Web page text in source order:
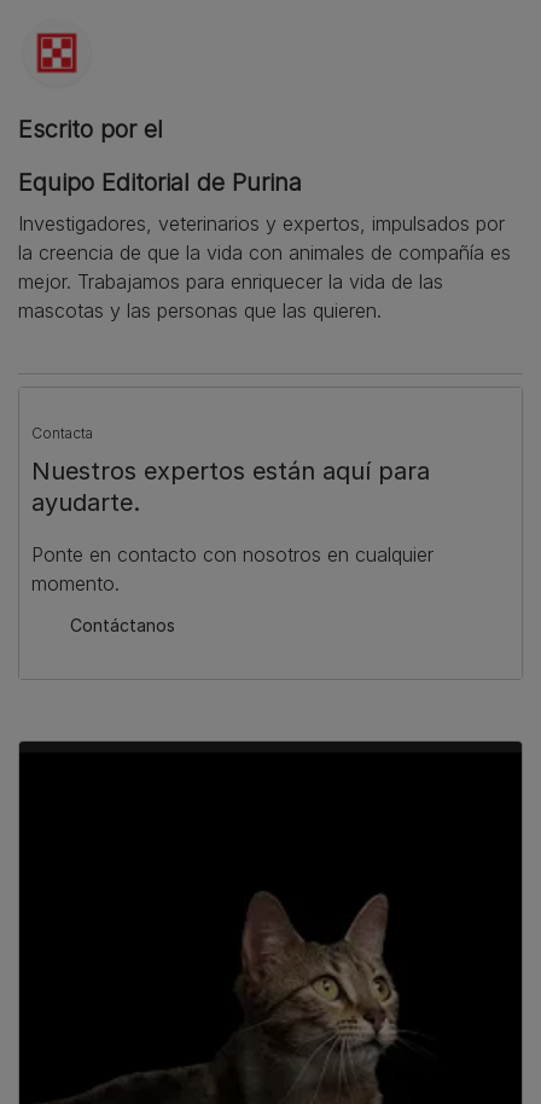
Escrito por el
Equipo Editorial de Purina
Investigadores, veterinarios y expertos, impulsados por
la creencia de que la vida con animales de compañía es
mejor. Trabajamos para enriquecer la vida de las
mascotas y las personas que las quieren.
Contacta
Nuestros expertos están aquí para
ayudarte.
Ponte en contacto con nosotros en cualquier
momento.
Contáctanos